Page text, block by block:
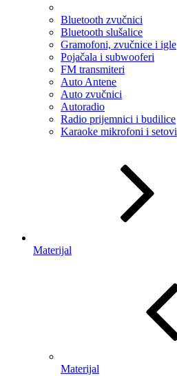
Bluetooth zvučnici
Bluetooth slušalice
Gramofoni, zvučnice i igle
Pojačala i subwooferi
FM transmiteri
Auto Antene
Auto zvučnici
Autoradio
Radio prijemnici i budilice
Karaoke mikrofoni i setovi
Materijal
Materijal